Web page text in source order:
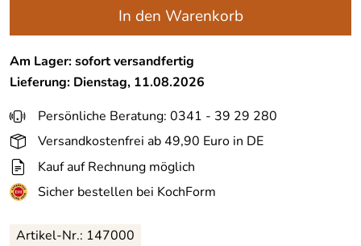
In den Warenkorb
Am Lager: sofort versandfertig
Lieferung: Dienstag, 11.08.2026
Persönliche Beratung: 0341 - 39 29 280
Versandkostenfrei ab 49,90 Euro in DE
Kauf auf Rechnung möglich
Sicher bestellen bei KochForm
Artikel-Nr.: 147000